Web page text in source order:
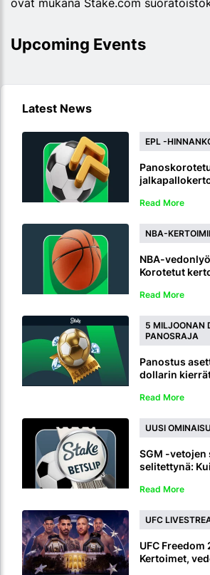
ovat mukana Stake.com
Upcoming Events
Latest News
EPL -
Read More
NBA-
NBA-
Korotetut
Read More
5 MILJOONAN
PANOSRAJA
Panostus
dollarin
vedonlyönnille
Read More
UUSI
SGM -vetojen
selitettynä:
Read More
UFC
UFC
Kertoimet,